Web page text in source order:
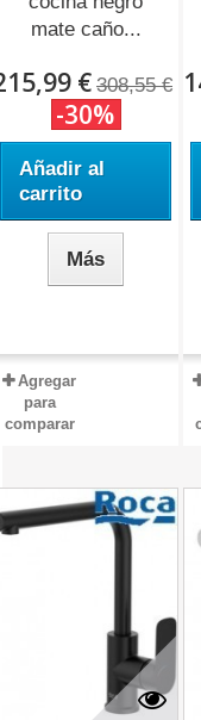
mate caño...
€ 308,55 €
-30%
Añadir al
carrito
Más
Agregar
para
comparar